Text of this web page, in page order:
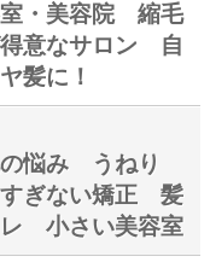
室・美容院 縮毛
意なサロン 自
ヤ髪に！
悩み うねり
ぎない矯正 髪
レ 小さい美容室